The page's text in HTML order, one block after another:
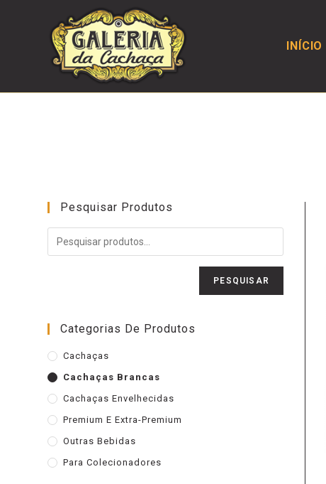
INÍCIO
Pesquisar Produtos
PESQUISAR
Categorias De Produtos
Cachaças
Cachaças Brancas
Cachaças Envelhecidas
Premium E Extra-Premium
Outras Bebidas
Para Colecionadores